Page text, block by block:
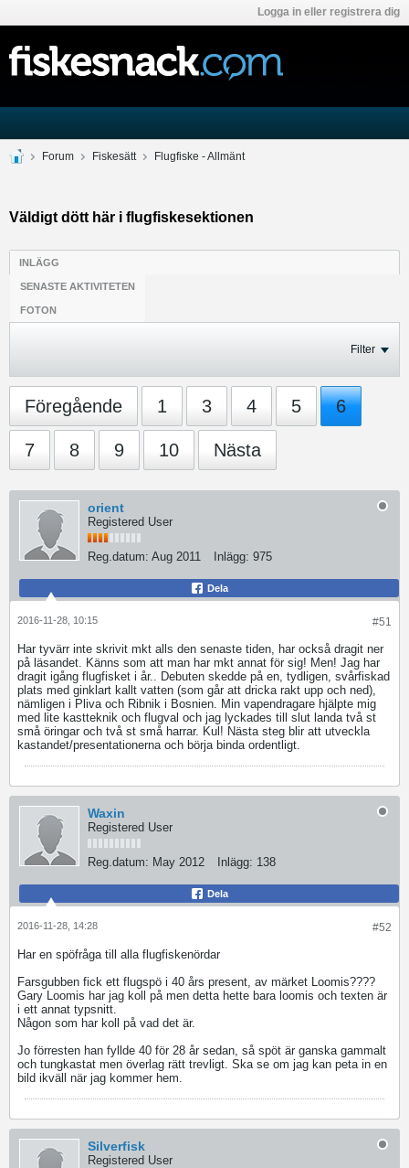
Logga in eller registrera dig
Forum Fiskesätt Flugfiske - Allmänt
Väldigt dött här i flugfiskesektionen
INLÄGG
SENASTE AKTIVITETEN
FOTON
Filter
Föregående 1 3 4 5 6
7 8 9 10 Nästa
orient
Registered User
Reg.datum: Aug 2011 Inlägg: 975
Dela
#51
2016-11-28, 10:15
Har tyvärr inte skrivit mkt alls den senaste tiden, har också dragit ner
på läsandet. Känns som att man har mkt annat för sig! Men! Jag har
dragit igång flugfisket i år.. Debuten skedde på en, tydligen, svårfiskad
plats med ginklart kallt vatten (som går att dricka rakt upp och ned),
nämligen i Pliva och Ribnik i Bosnien. Min vapendragare hjälpte mig
med lite kastteknik och flugval och jag lyckades till slut landa två st
små öringar och två st små harrar. Kul! Nästa steg blir att utveckla
kastandet/presentationerna och börja binda ordentligt.
Waxin
Registered User
Reg.datum: May 2012 Inlägg: 138
Dela
#52
2016-11-28, 14:28
Har en spöfråga till alla flugfiskenördar
Farsgubben fick ett flugspö i 40 års present, av märket Loomis????
Gary Loomis har jag koll på men detta hette bara loomis och texten är
i ett annat typsnitt.
Någon som har koll på vad det är.
Jo förresten han fyllde 40 för 28 år sedan, så spöt är ganska gammalt
och tungkastat men överlag rätt trevligt. Ska se om jag kan peta in en
bild ikväll när jag kommer hem.
Silverfisk
Registered User